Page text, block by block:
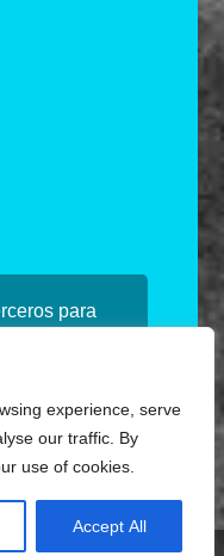
para
su uso.
Política de
experience, serve
our traffic. By
use of cookies.
Accept All
Miguel